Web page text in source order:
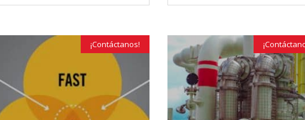
¡Contáctanos!
Sin lugar a dudas un curso modular de
experiencias y aportaciones de los
alumnos, subiendo esa octava que solo los
docentes bien instruidos y dotados de
liderazgo son capaces de lograr.
ARVENG ofrece formación
reconocido prestigio profesional y
capacidad docente lo que
excelente valoración por parte de
alumnado. Buen material,
exposición además de eficacia en
hace que sea una de nuestras
formadoras de referencia.